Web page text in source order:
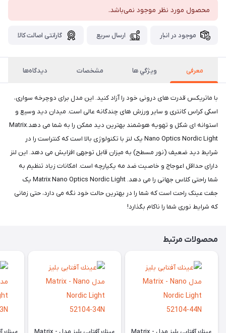
محصول مورد نظر موجود نمی‌باشد.
موجود در انبار ارسال سریع گارانتی اصالت کالا
معرفی ويژگي ها مشخصات دیدگاه‌ها
با ماتریکس قدرت های درونی خود را آزاد کنید. این مدل برای دوچرخه سواری،
اسکی کراس کانتری و سایر ورزش های چندگانه عالی است. میدان دید وسیع و
استوانه ای شکل و تهویه هوشمند بهترین دید ممکن را به شما می دهد.Matrix
Nano Optics Nordic Light یک لنز با تکنولوژی بالا است که کنتراست را در
شرایط دید ضعیف (نور مسطح) به میزان قابل توجهی افزایش می دهد. این لنز
دارای حداقل اعوجاج و خاصیت ضد مه یکپارچه است. امکانات زیاد تنظیم به
شما راحتی کلاس جهانی را می دهد. Matrix Nano Optics Nordic Light یک
جفت عینک راحت است که شما را در بهترین حالت خود نگه می دارد، حتی زمانی
که شرایط نوری شما را ناکام بگذارد!
محصولات مرتبط